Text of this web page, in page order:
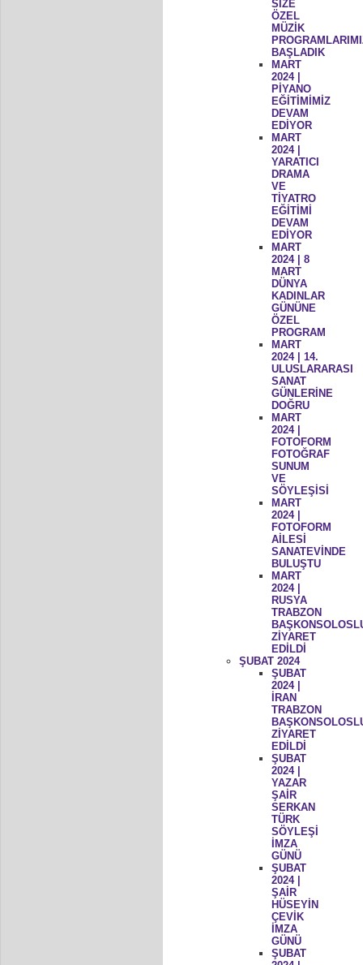
SİZE
ÖZEL
MÜZİK
BAŞLADIK
MART
2024 |
PİYANO
EĞİTİMİMİZ
DEVAM
EDİYOR
MART
2024 |
YARATICI
DRAMA
VE
TİYATRO
EĞİTİMİ
DEVAM
EDİYOR
MART
2024 | 8
MART
DÜNYA
KADINLAR
GÜNÜNE
ÖZEL
PROGRAM
MART
2024 | 14.
ULUSLARARASI
SANAT
GÜNLERİNE
DOĞRU
MART
2024 |
FOTOFORM
FOTOĞRAF
SUNUM
VE
SÖYLEŞİSİ
MART
2024 |
FOTOFORM
AİLESİ
SANATEVİNDE
BULUŞTU
MART
2024 |
RUSYA
TRABZON
ZİYARET
EDİLDİ
ŞUBAT 2024
ŞUBAT
2024 |
İRAN
TRABZON
ZİYARET
EDİLDİ
ŞUBAT
2024 |
YAZAR
ŞAİR
SERKAN
TÜRK
SÖYLEŞİ
İMZA
GÜNÜ
ŞUBAT
2024 |
ŞAİR
HÜSEYİN
ÇEVİK
İMZA
GÜNÜ
ŞUBAT